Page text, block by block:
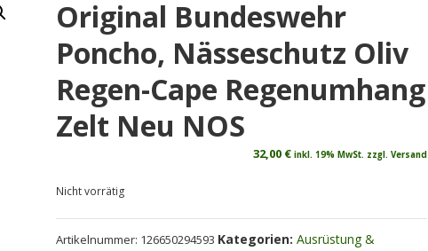
Original Bundeswehr
Poncho, Nässeschutz Oliv
Regen-Cape Regenumhang
Zelt Neu NOS
32,00 € inkl. 19% MwSt. zzgl. Versand
Nicht vorrätig
Artikelnummer: 126650294593 Kategorien:Ausrüstung &